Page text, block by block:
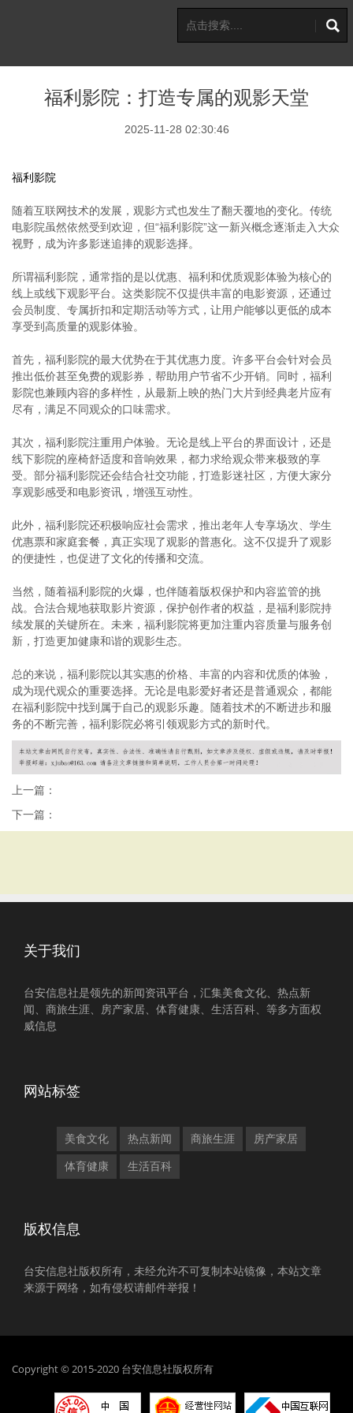
福利影院：打造专属的观影天堂
2025-11-28 02:30:46
福利影院
随着互联网技术的发展，观影方式也发生了翻天覆地的变化。传统
电影院虽然依然受到欢迎，但“福利影院”这一新兴概念逐渐走入大众
视野，成为许多影迷追捧的观影选择。
所谓福利影院，通常指的是以优惠、福利和优质观影体验为核心的
线上或线下观影平台。这类影院不仅提供丰富的电影资源，还通过
会员制度、专属折扣和定期活动等方式，让用户能够以更低的成本
享受到高质量的观影体验。
首先，福利影院的最大优势在于其优惠力度。许多平台会针对会员
推出低价甚至免费的观影券，帮助用户节省不少开销。同时，福利
影院也兼顾内容的多样性，从最新上映的热门大片到经典老片应有
尽有，满足不同观众的口味需求。
其次，福利影院注重用户体验。无论是线上平台的界面设计，还是
线下影院的座椅舒适度和音响效果，都力求给观众带来极致的享
受。部分福利影院还会结合社交功能，打造影迷社区，方便大家分
享观影感受和电影资讯，增强互动性。
此外，福利影院还积极响应社会需求，推出老年人专享场次、学生
优惠票和家庭套餐，真正实现了观影的普惠化。这不仅提升了观影
的便捷性，也促进了文化的传播和交流。
当然，随着福利影院的火爆，也伴随着版权保护和内容监管的挑
战。合法合规地获取影片资源，保护创作者的权益，是福利影院持
续发展的关键所在。未来，福利影院将更加注重内容质量与服务创
新，打造更加健康和谐的观影生态。
总的来说，福利影院以其实惠的价格、丰富的内容和优质的体验，
成为现代观众的重要选择。无论是电影爱好者还是普通观众，都能
在福利影院中找到属于自己的观影乐趣。随着技术的不断进步和服
务的不断完善，福利影院必将引领观影方式的新时代。
上一篇：
下一篇：
关于我们
台安信息社是领先的新闻资讯平台，汇集美食文化、热点新
闻、商旅生涯、房产家居、体育健康、生活百科、等多方面权
威信息
网站标签
美食文化 热点新闻 商旅生涯 房产家居
体育健康 生活百科
版权信息
台安信息社版权所有，未经允许不可复制本站镜像，本站文章
来源于网络，如有侵权请邮件举报！
Copyright © 2015-2020 台安信息社版权所有